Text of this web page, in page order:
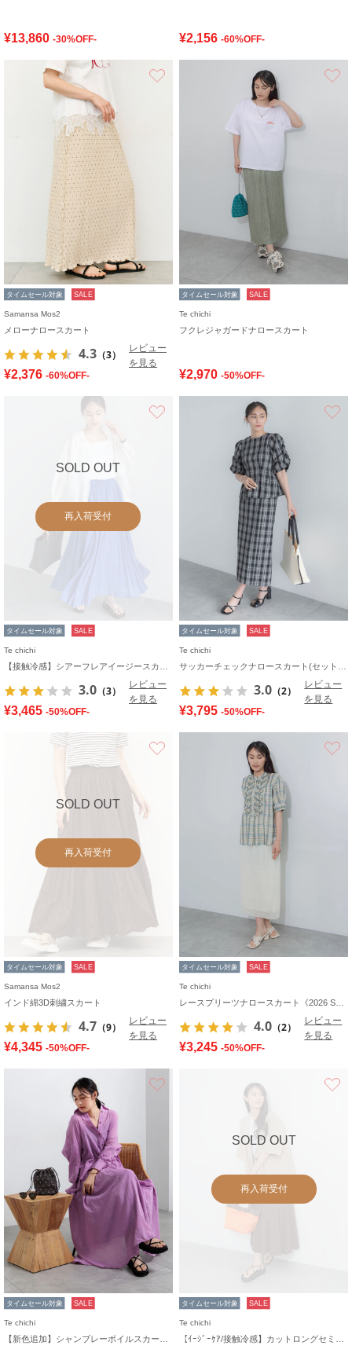
¥13,860 -30%OFF- ¥2,156 -60%OFF-
タイムセール対象 SALE
Samansa Mos2
メローナロースカート
4.3 （3）
レビュー
を見る
¥2,376 -60%OFF-
タイムセール対象 SALE
Te chichi
フクレジャガードナロースカート
¥2,970 -50%OFF-
SOLD OUT
再入荷受付
タイムセール対象 SALE
Te chichi
3.0 （3）
レビュー
を見る
¥3,465 -50%OFF-
タイムセール対象 SALE
Te chichi
3.0 （2）
レビュー
を見る
¥3,795 -50%OFF-
SOLD OUT
再入荷受付
タイムセール対象 SALE
Samansa Mos2
インド綿3D刺繍スカート
4.7 （9）
レビュー
を見る
¥4,345 -50%OFF-
タイムセール対象 SALE
Te chichi
4.0 （2）
レビュー
を見る
¥3,245 -50%OFF-
タイムセール対象 SALE
Te chichi
SOLD OUT
再入荷受付
タイムセール対象 SALE
Te chichi